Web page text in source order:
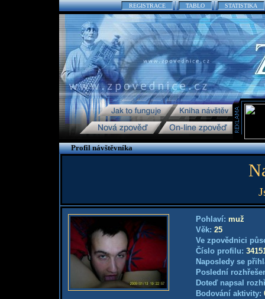
REGISTRACE TABLO STATISTIKA
Profil návštěvníka
Pohlaví: muž
Věk: 25
Ve zpovědnici
Číslo profilu:
Naposledy se
Poslední
Doteď napsal
Bodování aktivity: